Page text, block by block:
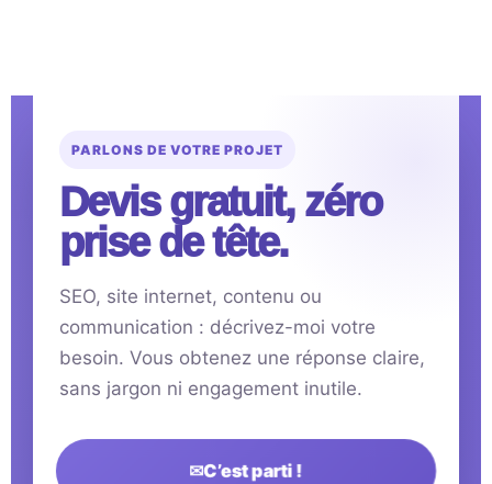
PARLONS DE VOTRE PROJET
Devis gratuit, zéro
prise de tête.
SEO, site internet, contenu ou
communication : décrivez-moi votre
besoin. Vous obtenez une réponse claire,
sans jargon ni engagement inutile.
✉C’est parti !